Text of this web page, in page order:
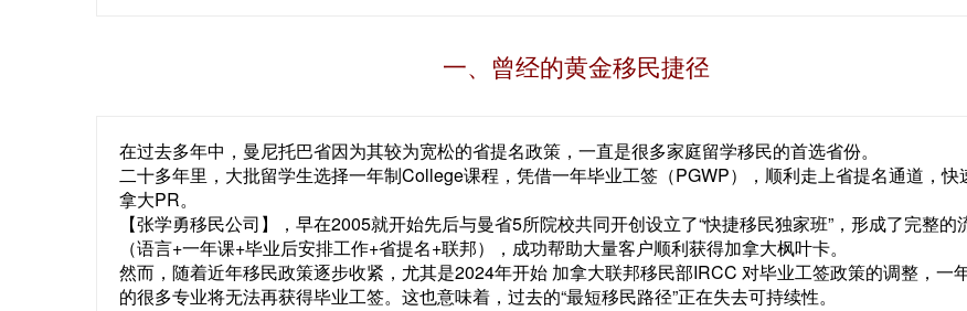
一、曾经的黄金移民捷径
在过去多年中，曼尼托巴省因为其较为宽松的省提名政策，一直是很多家庭留学移民的首选省份。
二十多年里，大批留学生选择一年制College课程，凭借一年毕业工签（PGWP），顺利走上省提名通道，快
拿大PR。
【张学勇移民公司】，早在2005就开始先后与曼省5所院校共同开创设立了“快捷移民独家班”，形成了完整的
（语言+一年课+毕业后安排工作+省提名+联邦），成功帮助大量客户顺利获得加拿大枫叶卡。
然而，随着近年移民政策逐步收紧，尤其是2024年开始 加拿大联邦移民部IRCC 对毕业工签政策的调整，一
的很多专业将无法再获得毕业工签。这也意味着，过去的“最短移民路径”正在失去可持续性。